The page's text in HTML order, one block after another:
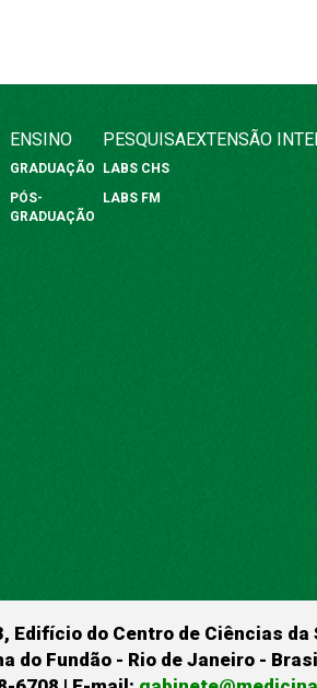
ENSINO
GRADUAÇÃO
PÓS-
GRADUAÇÃO
PESQUISA
LABS CHS
LABS FM
EXTENSÃO
Edifício do Centro de Ciências da
do Fundão - Rio de Janeiro -